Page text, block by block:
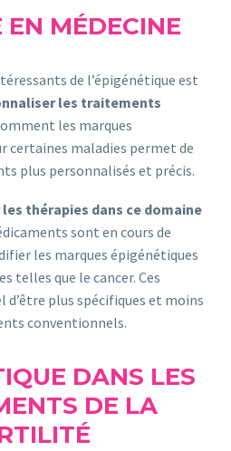
EN MÉDECINE
de l’épigénétique est
les traitements
les marques
certaines maladies permet de
plus personnalisés et précis.
thérapies dans ce domaine
sont en cours de
les marques épigénétiques
telles que le cancer. Ces
plus spécifiques et moins
conventionnels.
DANS LES
DE LA